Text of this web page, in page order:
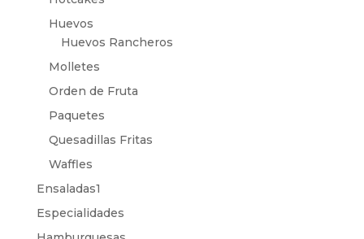
Huevos
Huevos Rancheros
Molletes
Orden de Fruta
Paquetes
Quesadillas Fritas
Waffles
Ensaladas1
Especialidades